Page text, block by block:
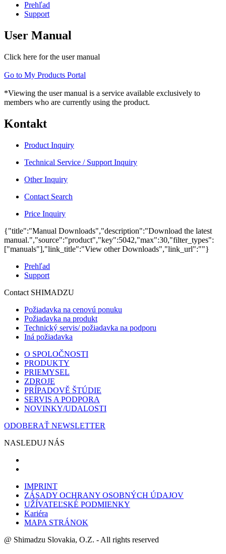
Prehľad
Support
User Manual
Click here for the user manual
Go to My Products Portal
*Viewing the user manual is a service available exclusively to
members who are currently using the product.
Kontakt
Product Inquiry
Technical Service / Support Inquiry
Other Inquiry
Contact Search
Price Inquiry
{"title":"Manual Downloads","description":"Download the latest
manual.","source":"product","key":5042,"max":30,"filter_types":
["manuals"],"link_title":"View other Downloads","link_url":""}
Prehľad
Support
Contact SHIMADZU
Požiadavka na cenovú ponuku
Požiadavka na produkt
Technický servis/ požiadavka na podporu
Iná požiadavka
O SPOLOČNOSTI
PRODUKTY
PRIEMYSEL
ZDROJE
PRÍPADOVĚ ŠTÚDIE
SERVIS A PODPORA
NOVINKY/UDALOSTI
ODOBERAŤ NEWSLETTER
NASLEDUJ NÁS
IMPRINT
ZÁSADY OCHRANY OSOBNÝCH ÚDAJOV
UŽÍVATEĽSKÉ PODMIENKY
Kariéra
MAPA STRÁNOK
@ Shimadzu Slovakia, O.Z. - All rights reserved